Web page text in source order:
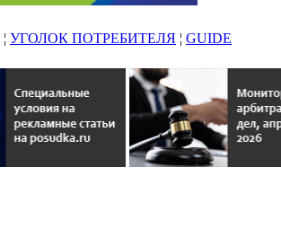
¦ УГОЛОК ПОТРЕБИТЕЛЯ ¦ GUIDE